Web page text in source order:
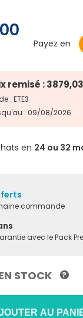
Payez en
999 €75
999 €75
remisé :
: ETE3
: 09/08/2026
en 24 ou 32
commande
avec le Pack
STOCK ?
AU